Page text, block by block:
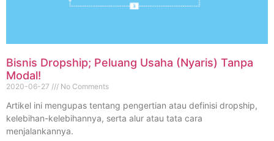
Bisnis Dropship; Peluang Usaha (Nyaris) Tanpa
Modal!
2020-06-27 No Comments
Artikel ini mengupas tentang pengertian atau definisi dropship,
kelebihan-kelebihannya, serta alur atau tata cara
menjalankannya.